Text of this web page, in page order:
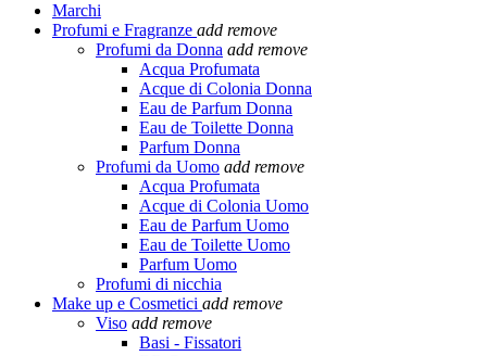
Marchi
Profumi e Fragranze add remove
Profumi da Donna add remove
Acqua Profumata
Acque di Colonia Donna
Eau de Parfum Donna
Eau de Toilette Donna
Parfum Donna
Profumi da Uomo add remove
Acqua Profumata
Acque di Colonia Uomo
Eau de Parfum Uomo
Eau de Toilette Uomo
Parfum Uomo
Profumi di nicchia
Make up e Cosmetici add remove
Viso add remove
Basi - Fissatori